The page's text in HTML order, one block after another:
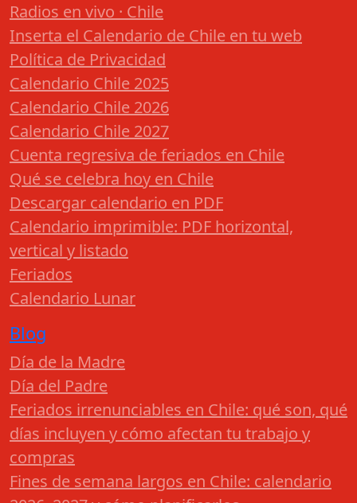
Radios en vivo · Chile
Inserta el Calendario de Chile en tu web
Política de Privacidad
Calendario Chile 2025
Calendario Chile 2026
Calendario Chile 2027
Cuenta regresiva de feriados en Chile
Qué se celebra hoy en Chile
Descargar calendario en PDF
Calendario imprimible: PDF horizontal,
vertical y listado
Feriados
Calendario Lunar
Blog
Día de la Madre
Día del Padre
Feriados irrenunciables en Chile: qué son, qué
días incluyen y cómo afectan tu trabajo y
compras
Fines de semana largos en Chile: calendario